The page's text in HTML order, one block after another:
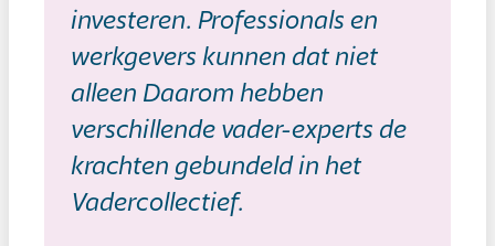
investeren. Professionals en
werkgevers kunnen dat niet
alleen Daarom hebben
verschillende vader-experts de
krachten gebundeld in het
Vadercollectief.